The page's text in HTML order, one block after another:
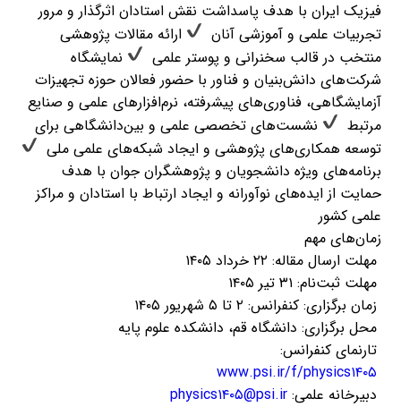
فیزیک ایران با هدف پاسداشت نقش استادان اثرگذار و مرور
تجربیات علمی و آموزشی آنان ‌
ارائه مقالات پژوهشی
منتخب در قالب سخنرانی و پوستر علمی ‌
نمایشگاه
شرکت‌های دانش‌بنیان و فناور با حضور فعالان حوزه تجهیزات
آزمایشگاهی، فناوری‌های پیشرفته، نرم‌افزارهای علمی و صنایع
مرتبط ‌
نشست‌های تخصصی علمی و بین‌دانشگاهی برای
توسعه همکاری‌های پژوهشی و ایجاد شبکه‌های علمی ملی ‌
برنامه‌های ویژه دانشجویان و پژوهشگران جوان با هدف
حمایت از ایده‌های نوآورانه و ایجاد ارتباط با استادان و مراکز
علمی کشور ‌
زمان‌های مهم ‌
مهلت ارسال مقاله: ۲۲ خرداد ۱۴۰۵
مهلت ثبت‌نام: ۳۱ تیر ۱۴۰۵
زمان برگزاری: کنفرانس: ۲ تا ۵ شهریور ۱۴۰۵ ‌
محل برگزاری: دانشگاه قم، دانشکده علوم پایه ‌
تارنمای کنفرانس:
www.psi.ir/f/physics۱۴۰۵
دبیرخانه علمی:physics۱۴۰۵@psi.ir